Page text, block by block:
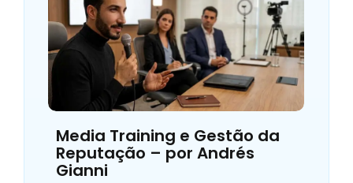
Media Training e Gestão da
Reputação – por Andrés
Gianni